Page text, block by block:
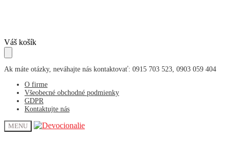
Skip
to
navigation
Skip
to
content
Váš košík
Ak máte otázky, neváhajte nás kontaktovať: 0915 703 523, 0903 059 404
O firme
Všeobecné obchodné podmienky
GDPR
Kontaktujte nás
MENU